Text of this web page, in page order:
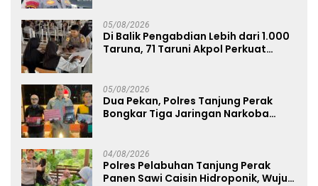
05/08/2026
Di Balik Pengabdian Lebih dari 1.000
Taruna, 71 Taruni Akpol Perkuat
05/08/2026
Dua Pekan, Polres Tanjung Perak
Bongkar Tiga Jaringan Narkoba
04/08/2026
Polres Pelabuhan Tanjung Perak
Panen Sawi Caisin Hidroponik, Wujud